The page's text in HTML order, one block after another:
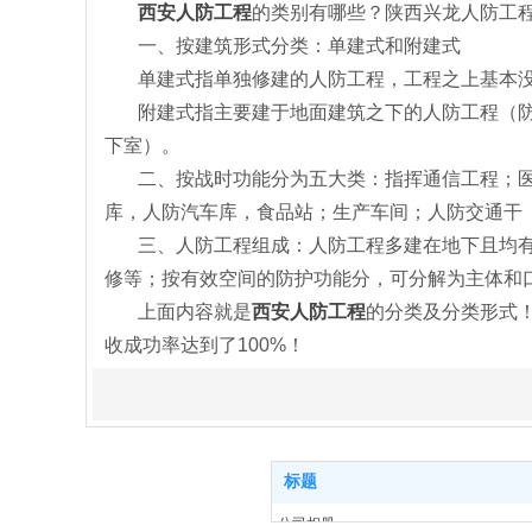
西安人防工程的类别有哪些？陕西兴龙人防工
一、按建筑形式分类：单建式和附建式
单建式指单独修建的人防工程，工程之上基本
附建式指主要建于地面建筑之下的人防工程（
下室）。
二、按战时功能分为五大类：指挥通信工程；
库，人防汽车库，食品站；生产车间；人防交通
三、人防工程组成：人防工程多建在地下且均
修等；按有效空间的防护功能分，可分解为主体
上面内容就是西安人防工程的分类及分类形式
收成功率达到了100%！
标题
公司相册